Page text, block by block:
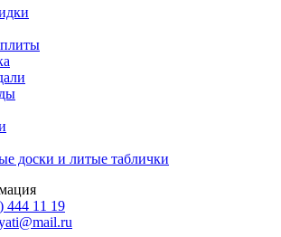
доски и литые таблички
444 11 19